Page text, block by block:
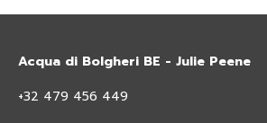
Acqua di Bolgheri BE - Julie Peene
+32 479 456 449